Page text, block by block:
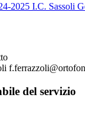
2025 I.C. Sassoli
del servizio